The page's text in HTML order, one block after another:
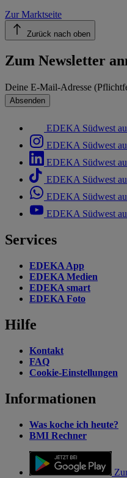
Zur Marktseite
Zurück nach oben
Zum Newsletter
Deine E-Mail-Adresse
Absenden
EDEKA Südwest
EDEKA Südwest
EDEKA Südwest
EDEKA Südwest
EDEKA Südwest
EDEKA Südwest
Services
EDEKA App
EDEKA Medien
EDEKA smart
EDEKA Foto
Hilfe
Kontakt
FAQ
Cookie-Einstellungen
Informationen
Was koche ich heute?
BMI Rechner